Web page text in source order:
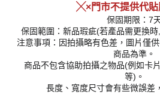
╳×門市不提供代
保固期限：7
保固範圍：新品瑕疵(若產品需更換
注意事項：因拍攝略有色差，圖片僅
商品為準。
商品不包含協助拍攝之物品(例如卡
等)。
長度、寬度尺寸會有些微誤差